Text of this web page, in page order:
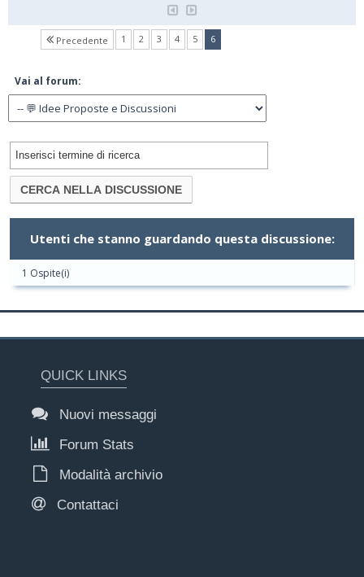
Precedente 1 2 3 4 5 6(current)
Vai al forum:
Utenti che stanno guardando questa discussione:
1 Ospite(i)
QUICK LINKS
Nuovi messaggi
Forum Stats
Modalità archivio
Contattaci